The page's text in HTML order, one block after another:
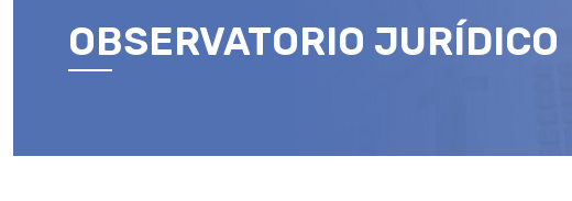
OBSERVATORIO JURÍDICO
Estás aquí: